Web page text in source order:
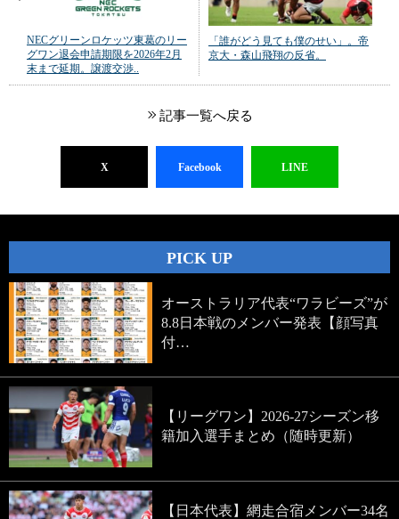
NECグリーンロケッツ東葛のリー
グワン退会申請期限を2026年2月
末まで延期。譲渡交渉..
「誰がどう見ても僕のせい」。帝
京大・森山飛翔の反省。
記事一覧へ戻る
X Facebook LINE
PICK UP
オーストラリア代表“ワラビーズ”が
8.8日本戦のメンバー発表【顔写真
付…
【リーグワン】2026-27シーズン移
籍加入選手まとめ（随時更新）
【日本代表】網走合宿メンバー34名